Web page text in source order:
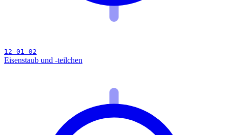
12 01 02
Eisenstaub und -teilchen